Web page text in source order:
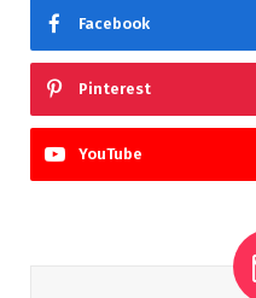
Facebook
Pinterest
YouTube